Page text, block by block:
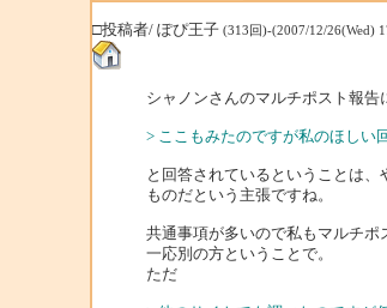
□投稿者/ ぽぴ王子 (313回)-(2007/12/26(Wed)
シャノンさんのマルチポスト報告
> ここもみたのですが私のほしい
と回答されているということは
ものだという主張ですね。
共通事項が多いので私もマルチ
一応別の方ということで。
ただ